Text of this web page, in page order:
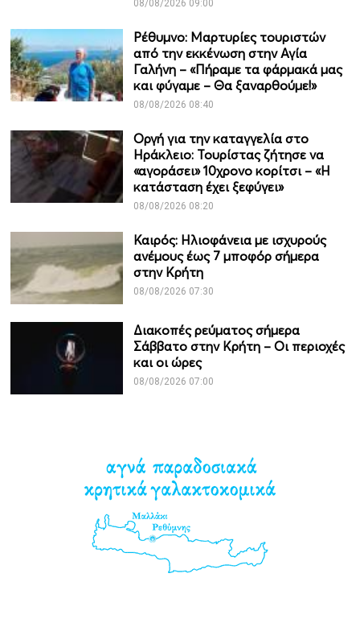
08/08/2026 09:00
Ρέθυμνο: Μαρτυρίες τουριστών
από την εκκένωση στην Αγία
Γαλήνη – «Πήραμε τα φάρμακά μας
και φύγαμε – Θα ξαναρθούμε!»
08/08/2026 08:40
Οργή για την καταγγελία στο
Ηράκλειο: Τουρίστας ζήτησε να
«αγοράσει» 10χρονο κορίτσι – «Η
κατάσταση έχει ξεφύγει»
08/08/2026 08:20
Καιρός: Ηλιοφάνεια με ισχυρούς
ανέμους έως 7 μποφόρ σήμερα
στην Κρήτη
08/08/2026 07:30
Διακοπές ρεύματος σήμερα
Σάββατο στην Κρήτη – Οι περιοχές
και οι ώρες
08/08/2026 07:00